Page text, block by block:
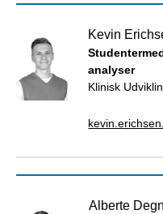
Kevin
analyser
Klinisk
Alberte